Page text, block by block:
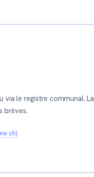
via le registre communal. La
brèves.